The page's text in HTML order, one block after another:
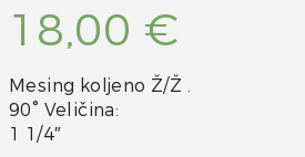
18,00 €
Mesing koljeno Ž/Ž .
90° Veličina:
1 1/4″